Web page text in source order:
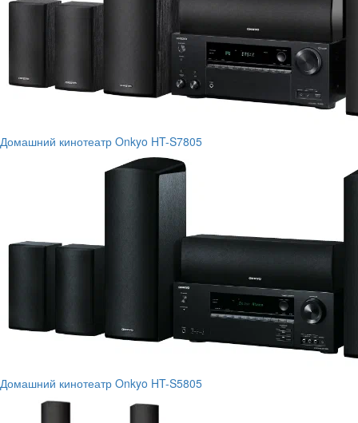
Домашний кинотеатр Onkyo HT-S7805
Домашний кинотеатр Onkyo HT-S5805